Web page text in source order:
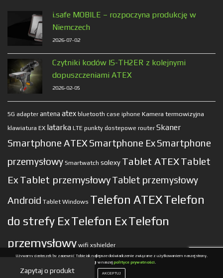
i.safe MOBILE – rozpoczyna produkcję w
Niemczech
2026-07-02
Czytniki kodów IS-TH2ER z kolejnymi
dopuszczeniami ATEX
2026-02-05
5G adapter antena atex bluetooth case iphone Kamera termowizyjna
klawiatura EX latarka LTE punkty dostepowe router Skaner
Smartphone ATEX Smartphone ExSmartphone
przemysłowy Smartwatch solexy Tablet ATEXTablet
Ex Tablet przemysłowyTablet przemysłowy
Android Tablet Windows Telefon ATEXTelefon
do strefy ExTelefon ExTelefon
przemysłowy wifi xshielder
2025 CREATED BY CORONA DESIGN
Używamy ciasteczek by zapewnić Tobie jak najlepsze doświadczenie związane z użytkowaniem naszej strony.
Więcej informacji w naszej polityce prywatności.
AKCEPTUJ
Zapytaj o produkt